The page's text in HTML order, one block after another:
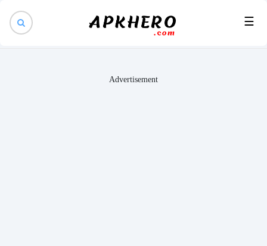
×
☰
Advertisement